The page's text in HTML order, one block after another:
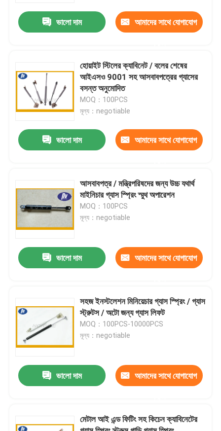
বাড়ি
আমাদের সম্পর্কে
মান নিয়ন্ত্রণ
উদ্ধৃতির জন্য আবেদন
ইস্পাত সর্পিল স্প্রিং
টর্জন সর্পিল স্প্রিং
ভালো দাম আমাদের সাথে যোগাযোগ
হোয়াইট স্টিলের ক্যাবিনেট / বলের শেষের
আইএসও 9001 সহ আসবাবপত্রের গ্যাসের
বসন্ত অনুমোদিত
MOQ：100PCS
মূল্য：negotiable
ভালো দাম আমাদের সাথে যোগাযোগ
আসবাবপত্র / মন্ত্রিপরিষদের জন্য উচ্চ যথার্থ
মাইনিচার গ্যাস স্প্রিং স্মুথ অপারেশন
MOQ：100PCS
মূল্য：negotiable
ভালো দাম আমাদের সাথে যোগাযোগ
সহজ ইনস্টলেশন মিনিয়েচার গ্যাস স্প্রিং / গ্যাস
স্ট্রুটস / অটো জন্য গ্যাস লিফট
MOQ：100PCS-10000PCS
মূল্য：negotiable
ভালো দাম আমাদের সাথে যোগাযোগ
মেটাল আই এন্ড ফিটিং সহ কিচেন ক্যাবিনেটের